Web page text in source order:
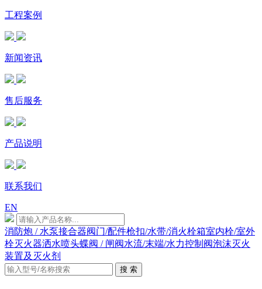
工程案例
新闻资讯
售后服务
产品说明
联系我们
EN
消防炮 / 水泵接合器阀门/配件枪扣/水带/消火栓箱室内栓/室外
栓灭火器洒水喷头蝶阀 / 闸阀水流/末端/水力控制阀泡沫灭火
装置及灭火剂
搜 索